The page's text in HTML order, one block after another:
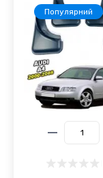
Популярний